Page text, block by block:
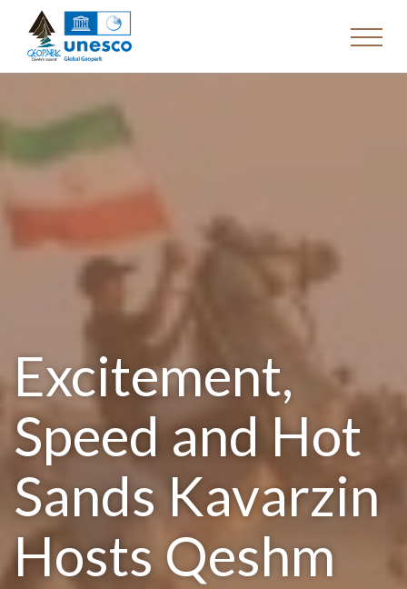
Excitement,
Speed and Hot
Sands Kavarzin
Hosts Qeshm